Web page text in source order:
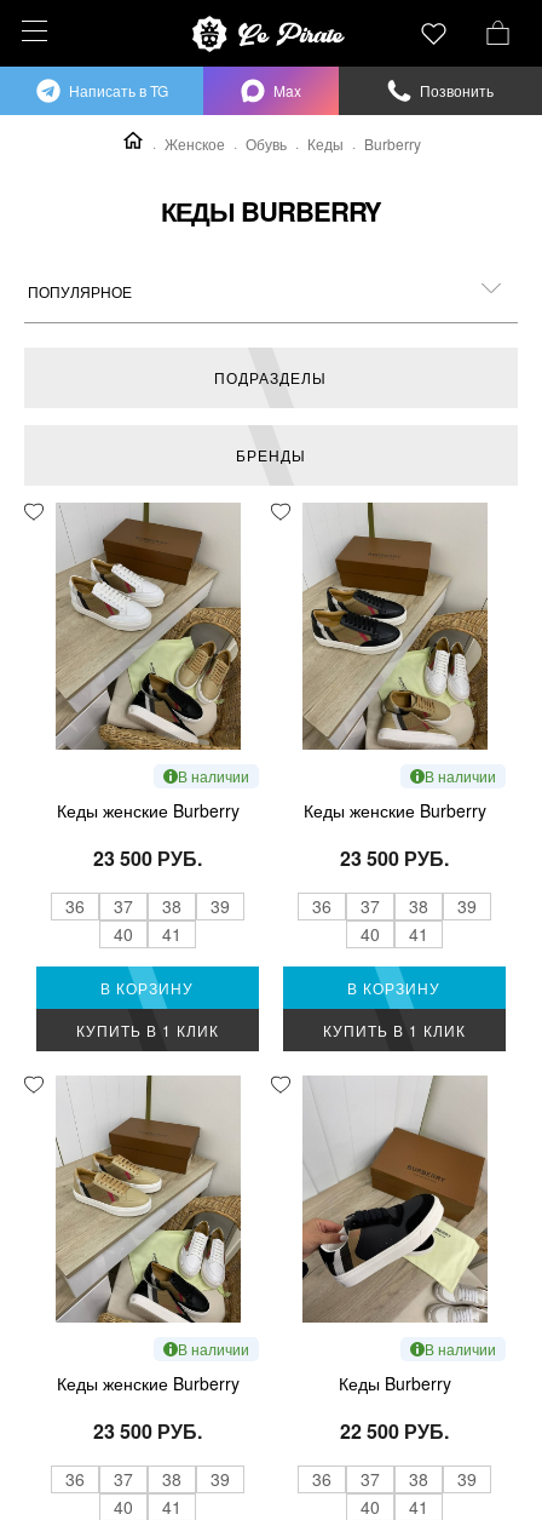
Женское Обувь Кеды Burberry
КЕДЫ BURBERRY
ПОДРАЗДЕЛЫ
БРЕНДЫ
В наличии
Кеды женские Burberry
23 500 РУБ.
36 37 38
39
40
41
В КОРЗИНУ
КУПИТЬ В 1 КЛИК
В наличии
Кеды женские Burberry
23 500 РУБ.
36 37 38
39
40
41
В КОРЗИНУ
КУПИТЬ В 1 КЛИК
В наличии
Кеды женские Burberry
23 500 РУБ.
36 37 38
39
40
41
В наличии
Кеды Burberry
22 500 РУБ.
36 37 38
39
40
41
Написать в TG Max Позвонить